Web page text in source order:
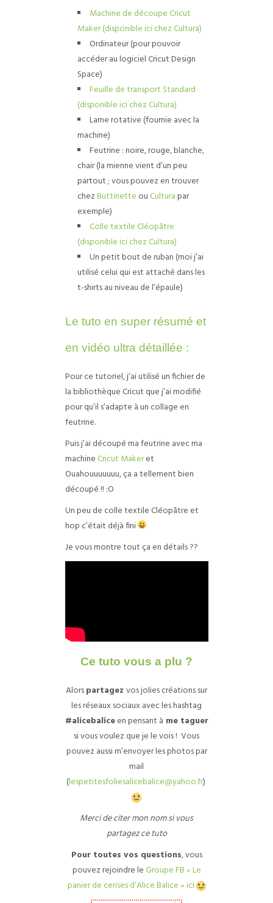
Machine de découpe Cricut
Maker (disponible ici chez Cultura)
Ordinateur (pour pouvoir
accéder au logiciel Cricut Design
Space)
Feuille de transport Standard
(disponible ici chez Cultura)
Lame rotative (fournie avec la
machine)
Feutrine : noire, rouge, blanche,
chair (la mienne vient d’un peu
partout ; vous pouvez en trouver
chezButtinette ouCulturapar
exemple)
Colle textile Cléopâtre
(disponible ici chez Cultura)
Un petit bout de ruban (moi j’ai
utilisé celui qui est attaché dans les
t-shirts au niveau de l’épaule)
Le tuto en super résumé et
en vidéo ultra détaillée :
Pour ce tutoriel, j’ai utilisé un fichier de
la bibliothèque Cricut que j’ai modifié
pour qu’il s’adapte à un collage en
feutrine.
Puis j’ai découpé ma feutrine avec ma
machineCricut Makeret
Ouahouuuuuuu, ça a tellement bien
découpé !! :O
Un peu de colle textile Cléopâtre et
hop c’était déjà fini
Je vous montre tout ça en détails ??
Ce tuto vous a plu ?
Alorspartagez vos jolies créations sur
les réseaux sociaux avec les hashtag
#alicebaliceen pensant à me taguer
si vous voulez que je le vois ! Vous
pouvez aussi m’envoyer les photos par
mail
(lespetitesfoliesalicebalice@yahoo.fr)
Merci de citer mon nom si vous
partagez ce tuto
Pour toutes vos questions, vous
pouvez rejoindre le Groupe FB « Le
panier de cerises d’Alice Balice » ici